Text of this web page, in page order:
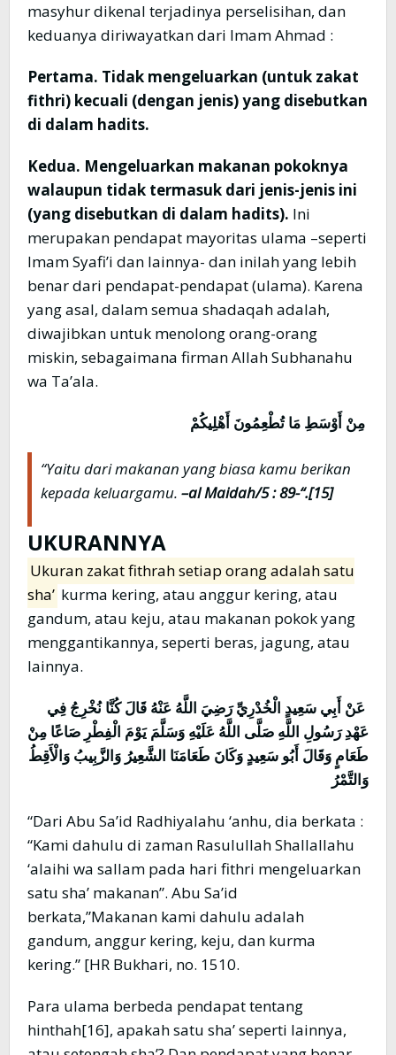
masyhur dikenal terjadinya perselisihan, dan
keduanya diriwayatkan dari Imam Ahmad :
Pertama. Tidak mengeluarkan (untuk zakat
fithri) kecuali (dengan jenis) yang disebutkan
di dalam hadits.
Kedua. Mengeluarkan makanan pokoknya
walaupun tidak termasuk dari jenis-jenis ini
(yang disebutkan di dalam hadits). Ini
merupakan pendapat mayoritas ulama –seperti
Imam Syafi’i dan lainnya- dan inilah yang lebih
benar dari pendapat-pendapat (ulama). Karena
yang asal, dalam semua shadaqah adalah,
diwajibkan untuk menolong orang-orang
miskin, sebagaimana firman Allah Subhanahu
wa Ta’ala.
مِنْ أَوْسَطِ مَا تُطْعِمُونَ أَهْلِيكُمْ
“Yaitu dari makanan yang biasa kamu berikan
kepada keluargamu. –al Maidah/5 : 89-“.[15]
UKURANNYA
Ukuran zakat fithrah setiap orang adalah satu
sha’ kurma kering, atau anggur kering, atau
gandum, atau keju, atau makanan pokok yang
menggantikannya, seperti beras, jagung, atau
lainnya.
عَنْ أَبِي سَعِيدٍ الْخُدْرِيِّ رَضِيَ اللَّهُ عَنْهُ قَالَ كُنَّا نُخْرِجُ فِي
عَهْدِ رَسُولِ اللَّهِ صَلَّى اللَّهُ عَلَيْهِ وَسَلَّمَ يَوْمَ الْفِطْرِ صَاعًا مِنْ
طَعَامٍ وَقَالَ أَبُو سَعِيدٍ وَكَانَ طَعَامَنَا الشَّعِيرُ وَالزَّبِيبُ وَالْأَقِطُ
وَالتَّمْرُ
“Dari Abu Sa’id Radhiyalahu ‘anhu, dia berkata :
“Kami dahulu di zaman Rasulullah Shallallahu
‘alaihi wa sallam pada hari fithri mengeluarkan
satu sha’ makanan”. Abu Sa’id
berkata,”Makanan kami dahulu adalah
gandum, anggur kering, keju, dan kurma
kering.” [HR Bukhari, no. 1510.
Para ulama berbeda pendapat tentang
hinthah[16], apakah satu sha’ seperti lainnya,